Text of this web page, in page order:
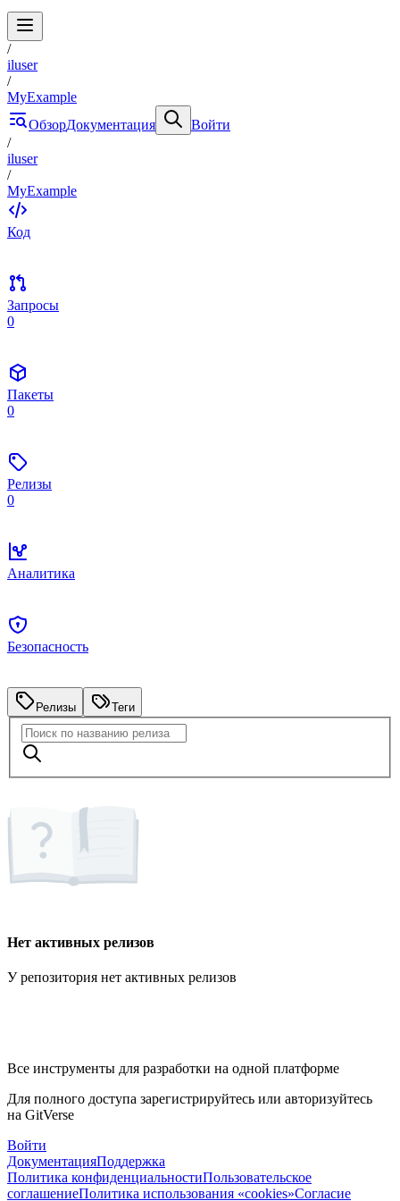
/
iluser
/
MyExample
ОбзорДокументация
Войти
/
iluser
/
MyExample
Код
Запросы
0
Пакеты
0
Релизы
0
Аналитика
Безопасность
Релизы Теги
Нет активных релизов
У репозитория нет активных релизов
Все инструменты для разработки на одной платформе
Для полного доступа зарегистрируйтесь или авторизуйтесь
на GitVerse
Войти
ДокументацияПоддержка
Политика конфиденциальностиПользовательское
соглашениеПолитика использования «cookies»Согласие